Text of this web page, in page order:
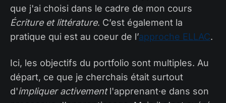
que j'ai choisi dans le cadre de mon cours
Écriture et littérature. C’est également la
pratique qui est au coeur de l’approche ELLAC.
Ici, les objectifs du portfolio sont multiples. Au
départ, ce que je cherchais était surtout
d'impliquer activementl'apprenant·e dans son